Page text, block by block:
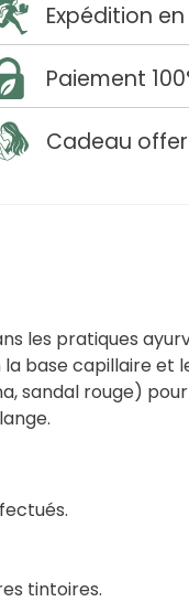
Expédition
Paiement
Cadeau
les pratiques
la base capillaire et
sandal rouge)
tintoires.